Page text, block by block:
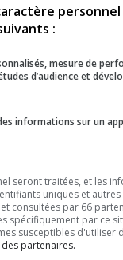
de la Fonderie
personnel
:
mesure de
d’audience et
informations sur un
seront traitées, et les
uniques et
consultées par 66
spécifiquement par ce
susceptibles d'utiliser
des partenaires.